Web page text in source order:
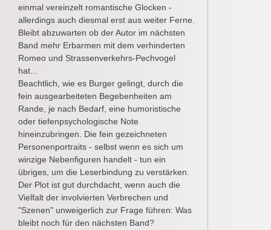
einmal vereinzelt romantische Glocken -
allerdings auch diesmal erst aus weiter Ferne.
Bleibt abzuwarten ob der Autor im nächsten
Band mehr Erbarmen mit dem verhinderten
Romeo und Strassenverkehrs-Pechvogel
hat...
Beachtlich, wie es Burger gelingt, durch die
fein ausgearbeiteten Begebenheiten am
Rande, je nach Bedarf, eine humoristische
oder tiefenpsychologische Note
hineinzubringen. Die fein gezeichneten
Personenportraits - selbst wenn es sich um
winzige Nebenfiguren handelt - tun ein
übriges, um die Leserbindung zu verstärken.
Der Plot ist gut durchdacht, wenn auch die
Vielfalt der involvierten Verbrechen und
"Szenen" unweigerlich zur Frage führen: Was
bleibt noch für den nächsten Band?